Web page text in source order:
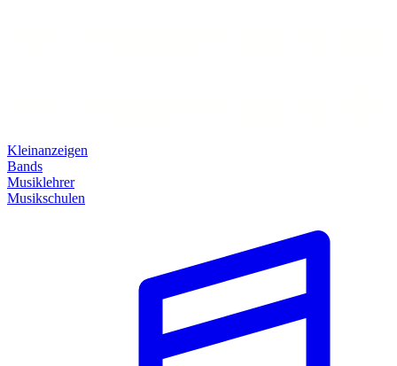
Kleinanzeigen
Bands
Musiklehrer
Musikschulen